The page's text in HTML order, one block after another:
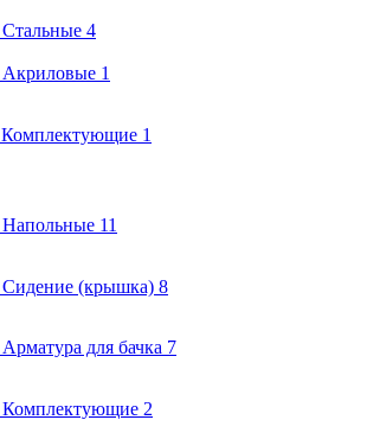
Стальные 4
Акриловые 1
Комплектующие 1
Напольные 11
Сидение (крышка) 8
Арматура для бачка 7
Комплектующие 2